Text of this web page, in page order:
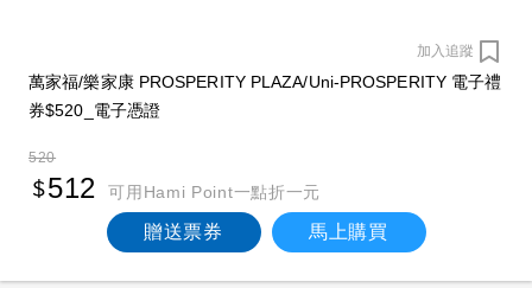
加入追蹤
萬家福/樂家康 PROSPERITY PLAZA/Uni-PROSPERITY 電子禮
券$520_電子憑證
520
512 可用Hami Point一點折一元
贈送票券 馬上購買